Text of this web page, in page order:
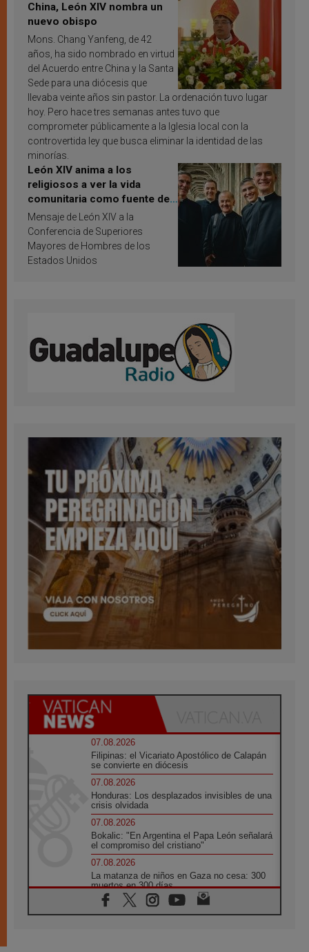
China, León XIV nombra un
nuevo obispo
Mons. Chang Yanfeng, de 42
años, ha sido nombrado en virtud
del Acuerdo entre China y la Santa
Sede para una diócesis que
llevaba veinte años sin pastor. La ordenación tuvo lugar
hoy. Pero hace tres semanas antes tuvo que
comprometer públicamente a la Iglesia local con la
controvertida ley que busca eliminar la identidad de las
minorías.
León XIV anima a los
religiosos a ver la vida
comunitaria como fuente de
inspiración y santificación
Mensaje de León XIV a la
Conferencia de Superiores
Mayores de Hombres de los
Estados Unidos
07.08.2026
Filipinas: el Vicariato Apostólico de Calapán
se convierte en diócesis
07.08.2026
Honduras: Los desplazados invisibles de una
crisis olvidada
07.08.2026
Bokalic: "En Argentina el Papa León señalará
el compromiso del cristiano"
07.08.2026
La matanza de niños en Gaza no cesa: 300
muertos en 300 días
07.08.2026
Tagle: La guerra desfigura el mundo, solo la